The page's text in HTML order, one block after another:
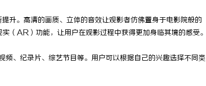
升。高清的画质、立体的音效让观影者仿佛置身于电影院般的
（AR）功能，让用户在观影过程中获得更加身临其境的感受。
、纪录片、综艺节目等。用户可以根据自己的兴趣选择不同类